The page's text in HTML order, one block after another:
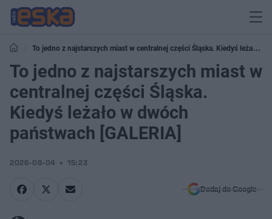
To jedno z najstarszych miast w centralnej części Śląska. Kiedyś leżało w
dwóch państwach [GALERIA]
To jedno z najstarszych miast w
centralnej części Śląska.
Kiedyś leżało w dwóch
państwach [GALERIA]
2026-08-04 15:23
Dodaj do Google